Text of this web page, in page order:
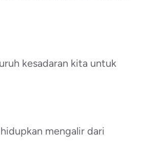
kesadaran kita untuk
mengalir dari